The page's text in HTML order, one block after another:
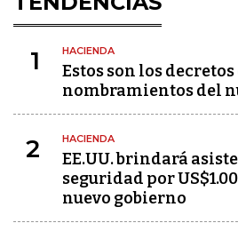
1 HACIENDA
Estos son los
nombramientos del
2 HACIENDA
EE.UU. brindará
seguridad por
nuevo gobierno